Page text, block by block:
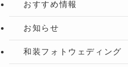
おすすめ情報
お知らせ
和装フォトウェディング